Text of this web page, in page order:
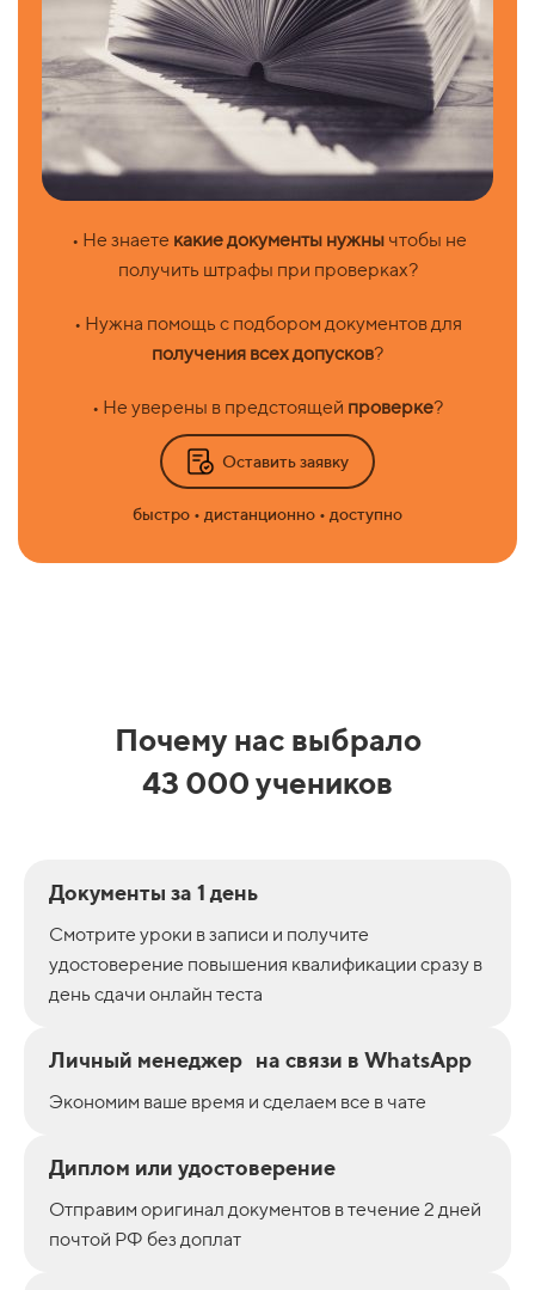
• Не знаете какие документы нужны чтобы не
получить штрафы при проверках?
• Нужна помощь с подбором документов для
получения всех допусков?
• Не уверены в предстоящей проверке?
Оставить заявку
быстро • дистанционно • доступно
Почему нас выбрало
43 000 учеников
Документы за 1 день
Смотрите уроки в записи и получите
удостоверение повышения квалификации сразу в
день сдачи онлайн теста
Личный менеджер на связи в WhatsApp
Экономим ваше время и сделаем все в чате
Диплом или удостоверение
Отправим оригинал документов в течение 2 дней
почтой РФ без доплат